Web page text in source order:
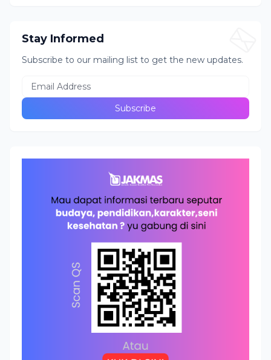
Stay Informed
Subscribe to our mailing list to get the new updates.